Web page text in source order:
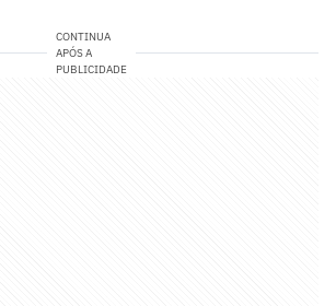
CONTINUA
APÓS A
PUBLICIDADE